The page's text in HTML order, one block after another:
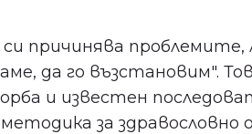
причинява проблемите,
да го възстановим".
и известен
за здравословно